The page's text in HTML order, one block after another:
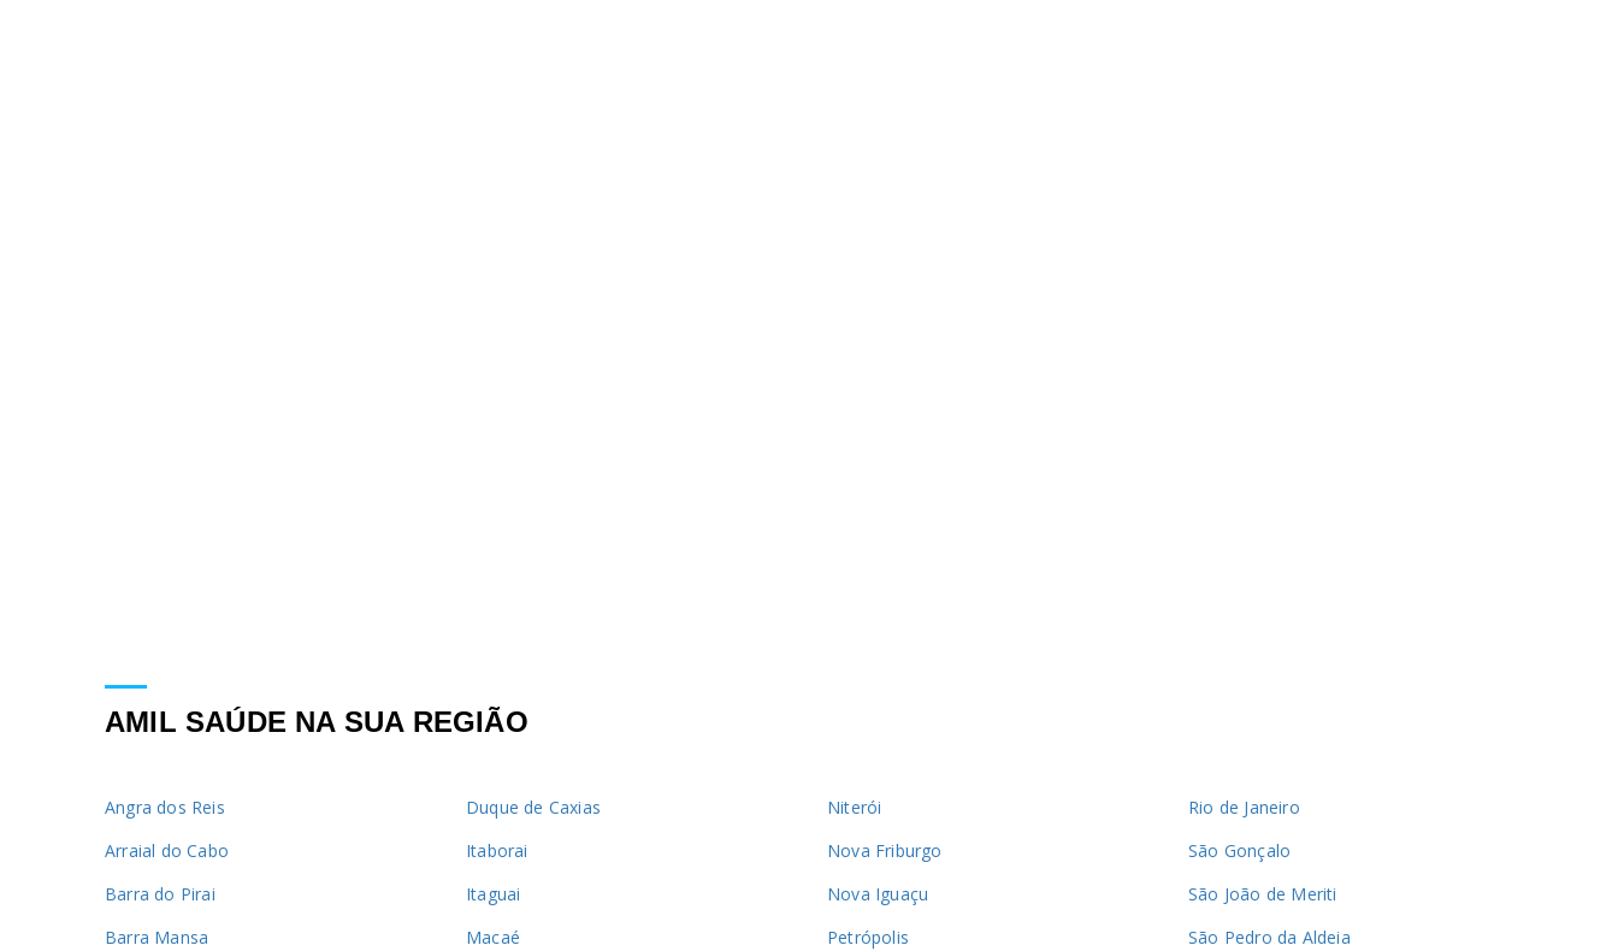
AMIL SAÚDE NA SUA REGIÃO
Angra dos Reis
Arraial do Cabo
Barra do Pirai
Barra Mansa
Duque de Caxias
Itaborai
Itaguai
Macaé
Niterói
Nova Friburgo
Nova Iguaçu
Petrópolis
Rio de Janeiro
São Gonçalo
São João de Meriti
São Pedro da Aldeia